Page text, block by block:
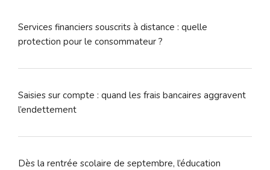
Services financiers souscrits à distance : quelle
protection pour le consommateur ?
Saisies sur compte : quand les frais bancaires aggravent
l’endettement
Dès la rentrée scolaire de septembre, l’éducation